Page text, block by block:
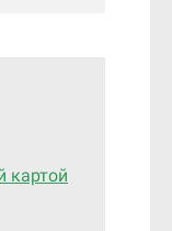
картой